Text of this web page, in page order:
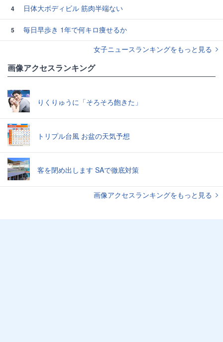
4 日体大ボディビル 筋肉半端ない
5
毎日早歩き 1年で何キロ痩せるか
女子ニュースランキングをもっと見る
画像アクセスランキング
りくりゅうに「そろそろ飽きた」
トリプル台風 お盆の天気予想
客を閉め出します SAで徹底対策
画像アクセスランキングをもっと見る